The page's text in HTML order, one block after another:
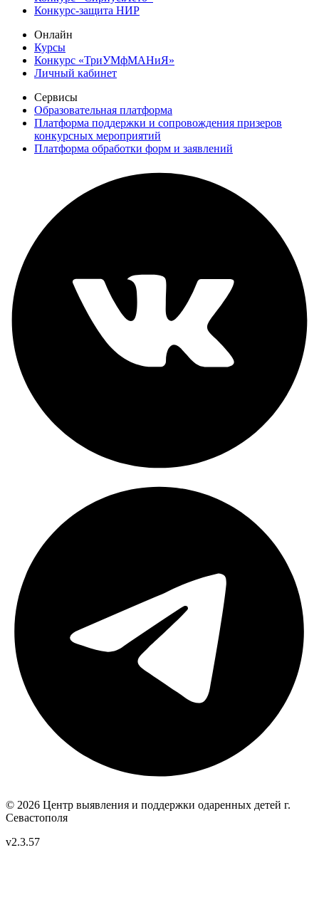
Конкурс-защита НИР
Онлайн
Курсы
Конкурс «ТриУМфМАНиЯ»
Личный кабинет
Сервисы
Образовательная платформа
Платформа поддержки и сопровождения призеров
конкурсных мероприятий
Платформа обработки форм и заявлений
© 2026 Центр выявления и поддержки одаренных детей г.
Севастополя
v2.3.57